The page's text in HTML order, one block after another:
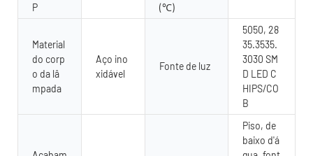
P
(℃)
Material
do corp
o da lâ
mpada
Aço ino
xidável
Fonte de luz
5050, 28
35.3535.
3030 SM
D LED C
HIPS/CO
B
Piso, de
baixo d'á